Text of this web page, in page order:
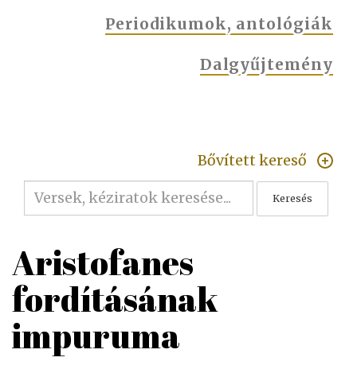
Periodikumok, antológiák
Dalgyűjtemény
Bővített kereső
Keresés
Aristofanes
fordításának
impuruma